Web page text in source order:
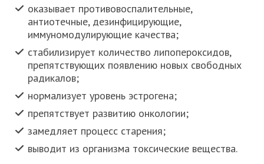
оказывает противовоспалительные,
антиотечные, дезинфицирующие,
иммуномодулирующие качества;
стабилизирует количество липопероксидов,
препятствующих появлению новых свободных
радикалов;
нормализует уровень эстрогена;
препятствует развитию онкологии;
замедляет процесс старения;
выводит из организма токсические вещества.